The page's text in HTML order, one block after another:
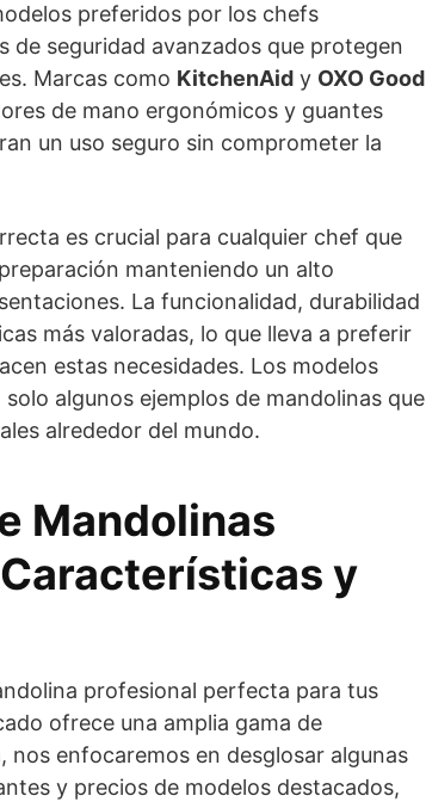
preferidos por los chefs
de seguridad avanzados que protegen
Marcas como KitchenAid y OXO Good
de mano ergonómicos y guantes
un uso seguro sin comprometer la
es crucial para cualquier chef que
manteniendo un alto
La funcionalidad, durabilidad
más valoradas, lo que lleva a preferir
estas necesidades. Los modelos
algunos ejemplos de mandolinas que
alrededor del mundo.
Mandolinas
y
profesional perfecta para tus
ofrece una amplia gama de
nos enfocaremos en desglosar algunas
y precios de modelos destacados,